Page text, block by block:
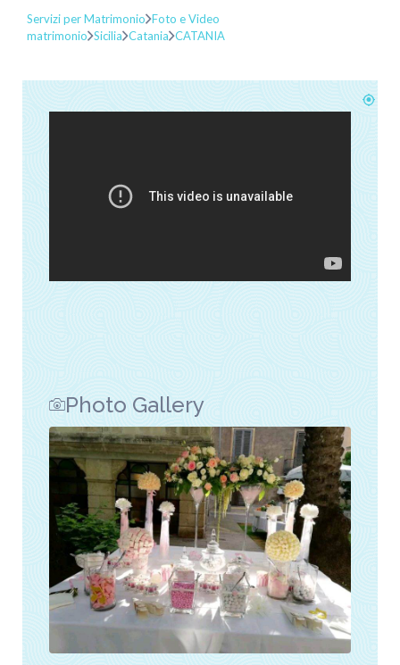
Servizi per Matrimonio Foto e Video
matrimonio Sicilia Catania CATANIA
Photo Gallery